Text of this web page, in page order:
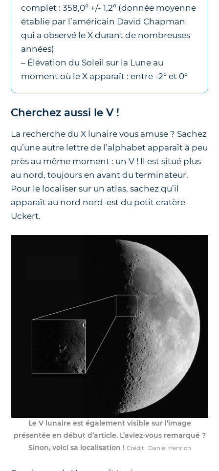
complet : 358,0° +/- 1,2° (donnée moyenne
établie par l’américain David Chapman
qui a observé le X durant de nombreuses
années)
– Élévation du Soleil sur la Lune au
moment où le X apparaît : entre -2° et 0°
Cherchez aussi le V !
La recherche du X lunaire vous amuse ? Sachez
qu’une autre lettre de l’alphabet apparaît à peu
près au même moment : un V ! Il est situé plus
au nord, toujours en avant du terminateur.
Pour le localiser sur un atlas, sachez qu’il
apparaît au nord nord-est du petit cratère
Uckert.
Le V lunaire est également visible sur l’image
présentée en début d’article. L’aviez-vous remarqué ?
Sinon, voici sa localisation ! Crédit : Daniel Henrion